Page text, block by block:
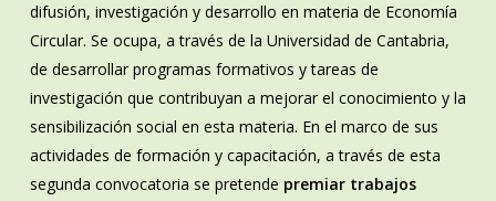
difusión, investigación y desarrollo en materia de Economía
Circular. Se ocupa, a través de la Universidad de Cantabria,
de desarrollar programas formativos y tareas de
investigación que contribuyan a mejorar el conocimiento y la
sensibilización social en esta materia. En el marco de sus
actividades de formación y capacitación, a través de esta
segunda convocatoria se pretende premiar trabajos